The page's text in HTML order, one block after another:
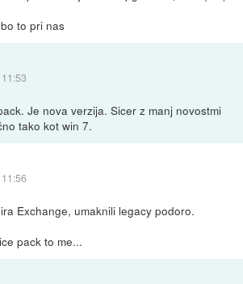
to pri nas
Je nova verzija. Sicer z manj novostmi
tako kot win 7.
Exchange, umaknili legacy podoro.
pack to me...